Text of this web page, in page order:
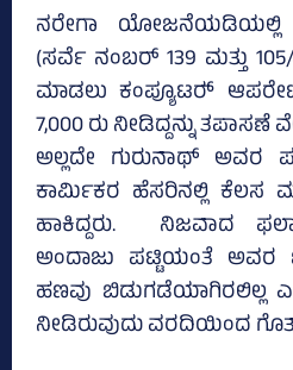
ನರೇಗಾ ಯೋಜನೆಯಡಿಯಲ್ಲಿ
(ಸರ್ವೆ ನಂಬರ್ 139 ಮತ್ತು
ಮಾಡಲು ಕಂಪ್ಯೂಟರ್‍‌
7,000 ರು ನೀಡಿದ್ದನ್ನು ತಪಾಸಣೆ
ಅಲ್ಲದೇ ಗುರುನಾಥ್‌ ಅವರ
ಕಾರ್ಮಿಕರ ಹೆಸರಿನಲ್ಲಿ
ಹಾಕಿದ್ದರು. ನಿಜವಾದ
ಅಂದಾಜು ಪಟ್ಟಿಯಂತೆ ಅವರ
ಹಣವು ಬಿಡುಗಡೆಯಾಗಿರಲಿಲ್ಲ
ನೀಡಿರುವುದು ವರದಿಯಿಂದ